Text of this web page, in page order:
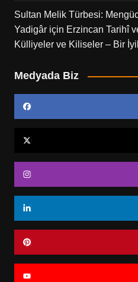
Sultan Melik Türbesi:
Yadigâriçin Erzincan Tarihî
Külliyeler ve Kiliseler – Bir
Medyada Biz